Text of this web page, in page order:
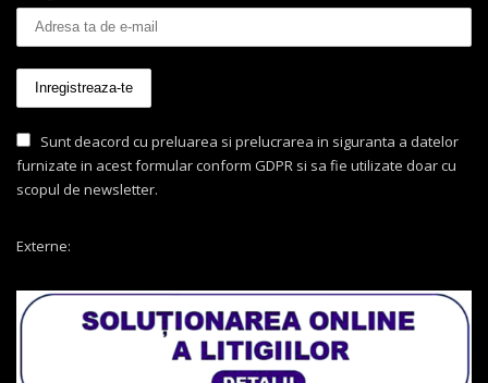
Sunt deacord cu preluarea si prelucrarea in siguranta a datelor
furnizate in acest formular conform GDPR si sa fie utilizate doar cu
scopul de newsletter.
Externe: